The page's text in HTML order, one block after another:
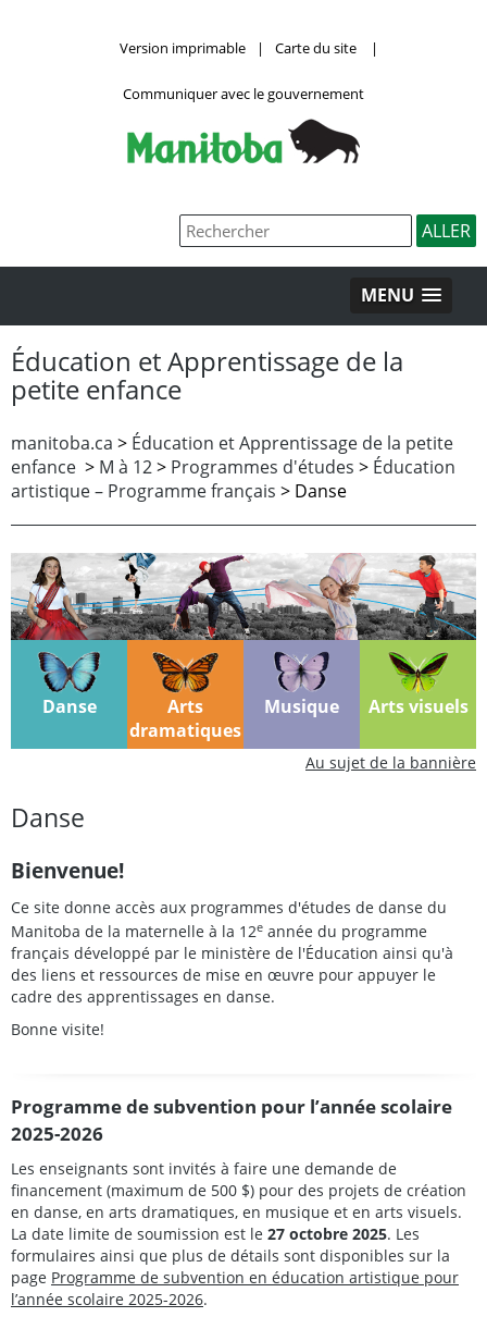
Version imprimable | Carte du site |
Communiquer avec le gouvernement
MENU
Éducation et Apprentissage de la
petite enfance
manitoba.ca > Éducation et Apprentissage de la petite
enfance > M à 12> Programmes d'études > Éducation
artistique – Programme français > Danse
Danse
Arts
dramatiques
Musique Arts visuels
Au sujet de la bannière
Danse
Bienvenue!
Ce site donne accès aux programmes d'études de danse du
Manitoba de la maternelle à la 12e année du programme
français développé par le ministère de l'Éducation ainsi qu'à
des liens et ressources de mise en œuvre pour appuyer le
cadre des apprentissages en danse.
Bonne visite!
Programme de subvention pour l’année scolaire
2025-2026
Les enseignants sont invités à faire une demande de
financement (maximum de 500 $) pour des projets de création
en danse, en arts dramatiques, en musique et en arts visuels.
La date limite de soumission est le 27 octobre 2025. Les
formulaires ainsi que plus de détails sont disponibles sur la
page Programme de subvention en éducation artistique pour
l’année scolaire 2025-2026.